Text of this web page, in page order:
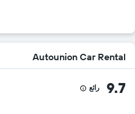
Autounion Car Rental
9.7 رائع